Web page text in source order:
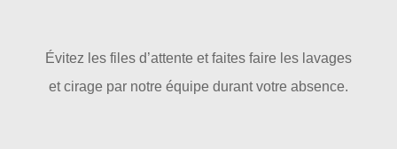
Évitez les files d’attente et faites faire les lavages
et cirage par notre équipe durant votre absence.